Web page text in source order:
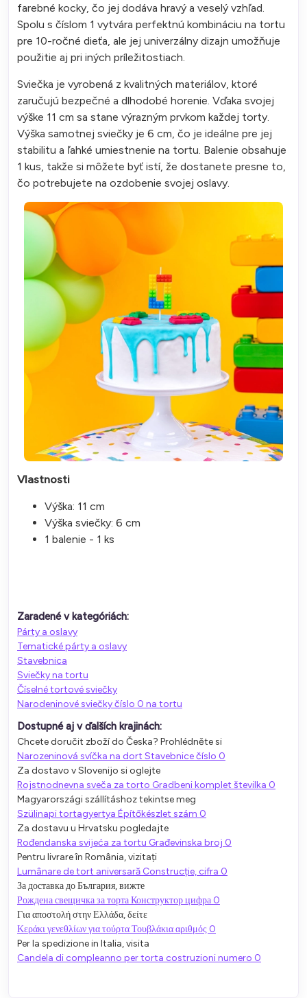
farebné kocky, čo jej dodáva hravý a veselý vzhľad.
Spolu s číslom 1 vytvára perfektnú kombináciu na tortu
pre 10-ročné dieťa, ale jej univerzálny dizajn umožňuje
použitie aj pri iných príležitostiach.
Sviečka je vyrobená z kvalitných materiálov, ktoré
zaručujú bezpečné a dlhodobé horenie. Vďaka svojej
výške 11 cm sa stane výrazným prvkom každej torty.
Výška samotnej sviečky je 6 cm, čo je ideálne pre jej
stabilitu a ľahké umiestnenie na tortu. Balenie obsahuje
1 kus, takže si môžete byť istí, že dostanete presne to,
čo potrebujete na ozdobenie svojej oslavy.
Vlastnosti
Výška: 11 cm
Výška sviečky: 6 cm
1 balenie - 1 ks
Zaradené v kategóriách:
Párty a oslavy
Tematické párty a oslavy
Stavebnica
Sviečky na tortu
Číselné tortové sviečky
Narodeninové sviečky číslo 0 na tortu
Dostupné aj v ďalších krajinách:
Chcete doručit zboží do Česka? Prohlédněte si
Narozeninová svíčka na dort Stavebnice číslo 0
Za dostavo v Slovenijo si oglejte
Rojstnodnevna sveča za torto Gradbeni komplet številka 0
Magyarországi szállításhoz tekintse meg
Szülinapi tortagyertya Építőkészlet szám 0
Za dostavu u Hrvatsku pogledajte
Rođendanska svijeća za tortu Građevinska broj 0
Pentru livrare în România, vizitați
Lumânare de tort aniversară Construcție, cifra 0
За доставка до България, вижте
Рождена свещичка за торта Конструктор цифра 0
Για αποστολή στην Ελλάδα, δείτε
Κεράκι γενεθλίων για τούρτα Τουβλάκια αριθμός 0
Per la spedizione in Italia, visita
Candela di compleanno per torta costruzioni numero 0